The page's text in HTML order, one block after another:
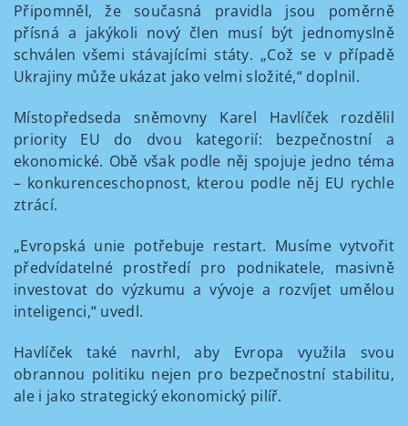
Připomněl, že současná pravidla jsou poměrně
přísná a jakýkoli nový člen musí být jednomyslně
schválen všemi stávajícími státy. „Což se v případě
Ukrajiny může ukázat jako velmi složité,“ doplnil.
Místopředseda sněmovny Karel Havlíček rozdělil
priority EU do dvou kategorií: bezpečnostní a
ekonomické. Obě však podle něj spojuje jedno téma
– konkurenceschopnost, kterou podle něj EU rychle
ztrácí.
„Evropská unie potřebuje restart. Musíme vytvořit
předvídatelné prostředí pro podnikatele, masivně
investovat do výzkumu a vývoje a rozvíjet umělou
inteligenci,“ uvedl.
Havlíček také navrhl, aby Evropa využila svou
obrannou politiku nejen pro bezpečnostní stabilitu,
ale i jako strategický ekonomický pilíř.